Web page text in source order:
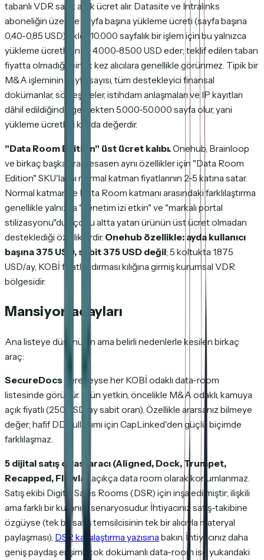
tabanlı VDR sabit aylık ücret alır. Datasite ve Intralinks
aboneliğin üzerine sayfa başına yükleme ücreti (sayfa başına
0,40-0,85 USD) ekler. 10.000 sayfalık bir işlem için bu yalnızca
yükleme ücretlerinde 4.000-8.500 USD eder; teklif edilen taban
fiyatta olmadığı için ilk kez alıcılara genellikle görünmez. Tipik bir
M&A işleminin sayfa sayısı, tüm destekleyici finansal
dokümanlar, sözleşmeler, istihdam anlaşmaları ve IP kayıtları
dâhil edildiğinde gerçekten 5.000-50.000 sayfa olur, yani
yükleme ücretleri kayda değerdir.
"Data Room Edition" üst ücret kalıbı.Onehub, Brainloop
ve birkaç başka araç, esasen aynı özellikler için "Data Room
Edition" SKU'larını normal katman fiyatlarının 2-5 katına satar.
Normal katman ile Data Room katmanı arasındaki farklılaştırma
genellikle yalnızca "denetim izi etkin" ve "markalı portal
stilizasyonu"dur; çoğu altta yatan ürünün üst ücret olmadan
desteklediği özelliklerdir. Onehub özellikle: ayda kullanıcı
başına 375 USD, sabit 375 USD değil; 5 koltukta 1.875
USD/ay, KOBİ fiyatlandırması kılığına girmiş kurumsal VDR
bölgesidir.
Mansiyon adayları
Ana listeye düşünülen ama belirli nedenlerle kesilen birkaç
araç:
SecureDocs neredeyse her KOBİ odaklı data-room
listesinde görünür. Ürün yetkin, öncelikle M&A odaklı, kamuya
açık fiyatlı (250 USD/ay sabit oran). Özellikle ararsanız bilmeye
değer; hafif DD kullanımı için CapLinked'den güçlü biçimde
farklılaşmaz.
5 dijital satış odası aracı (Aligned, Dock, Trumpet,
Recapped, Flowla)
açıkça data room olarak konumlanmaz.
Satış ekibi Digital Sales Rooms (DSR) için inşa edilmiştir; ilişkili
ama farklı bir kullanım senaryosudur. İhtiyacınız satış-takibine
özgüyse (tek bir satış temsilcisinin tek bir alıcıyla materyal
paylaşması), DSR karşılaştırma yazısına bakın. İhtiyacınız daha
geniş paydaş erişimli çok dokümanlı data-room ise yukarıdaki